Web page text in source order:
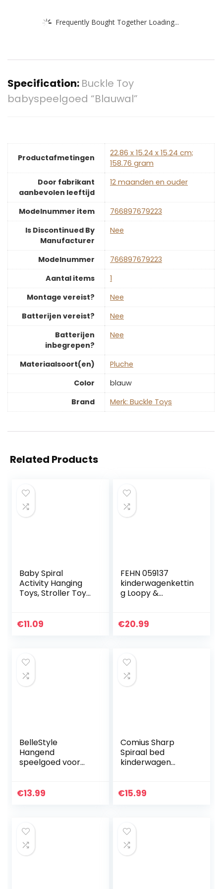
Frequently Bought Together Loading...
Specification: Buckle Toy
babyspeelgoed “Blauwal”
Productafmetingen
‎22.86 x 15.24 x 15.24 cm;
158.76 gram
Door fabrikant
aanbevolen leeftijd
‎12 maanden en ouder
Modelnummer item
‎766897679223
Is Discontinued By
Manufacturer
‎Nee
Modelnummer
‎766897679223
Aantal items
‎1
Montage vereist?
‎Nee
Batterijen vereist?
‎Nee
Batterijen
inbegrepen?
‎Nee
Materiaalsoort(en)
‎Pluche
Color
‎blauw
Brand
Merk: Buckle Toys
Related Products
Baby Spiral
Activity Hanging
Toys, Stroller Toys
Infant Baby Worm
€11.09
FEHN 059137
kinderwagenkettin
g Loopy &
schattige figuren
€20.99
BelleStyle
Hangend
speelgoed voor
spiraalspeelgoed,
d, voor…
€13.99
Comius Sharp
Spiraal bed
kinderwagen
kinderen twisty
€15.99